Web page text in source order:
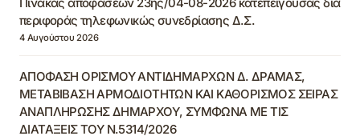
περιφοράς τηλεφωνικώς συνεδρίασης Δ.Σ.
4 Αυγούστου 2026
ΑΠΟΦΑΣΗ ΟΡΙΣΜΟΥ ΑΝΤΙΔΗΜΑΡΧΩΝ Δ. ΔΡΑΜΑΣ,
ΜΕΤΑΒΙΒΑΣΗ ΑΡΜΟΔΙΟΤΗΤΩΝ ΚΑΙ ΚΑΘΟΡΙΣΜΟΣ ΣΕΙΡΑΣ
ΑΝΑΠΛΗΡΩΣΗΣ ΔΗΜΑΡΧΟΥ, ΣΥΜΦΩΝΑ ΜΕ ΤΙΣ
ΔΙΑΤΑΞΕΙΣ ΤΟΥ Ν.5314/2026